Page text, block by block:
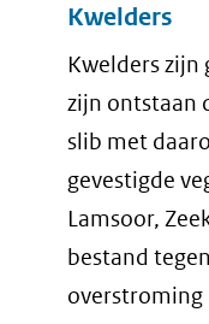
Kwelders
Kwelders
zijn ontstaan
slib met
gevestigde
Lamsoor,
bestand